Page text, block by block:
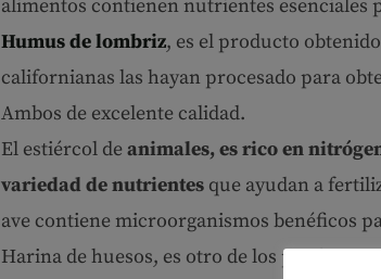
alimentos contienen nutrientes esenciales
Humus de lombriz, es el producto
californianas las hayan procesado para
Ambos de excelente calidad.
El estiércol deanimales, es rico en
variedad de nutrientes que ayudan a
ave contiene microorganismos benéficos
Harina de huesos, es otro de los